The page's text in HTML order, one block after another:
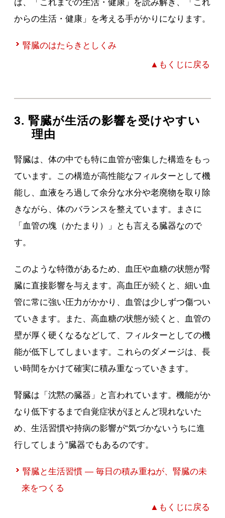
は、「これまでの生活・健康」を読み解き、「これ
からの生活・健康」を考える手がかりになります。
腎臓のはたらきとしくみ
▲もくじに戻る
3. 腎臓が生活の影響を受けやすい
理由
腎臓は、体の中でも特に血管が密集した構造をもっ
ています。この構造が高性能なフィルターとして機
能し、血液をろ過して余分な水分や老廃物を取り除
きながら、体のバランスを整えています。まさに
「血管の塊（かたまり）」とも言える臓器なので
す。
このような特徴があるため、血圧や血糖の状態が腎
臓に直接影響を与えます。高血圧が続くと、細い血
管に常に強い圧力がかかり、血管は少しずつ傷つい
ていきます。また、高血糖の状態が続くと、血管の
壁が厚く硬くなるなどして、フィルターとしての機
能が低下してしまいます。これらのダメージは、長
い時間をかけて確実に積み重なっていきます。
腎臓は「沈黙の臓器」と言われています。機能がか
なり低下するまで自覚症状がほとんど現れないた
め、生活習慣や持病の影響が“気づかないうちに進
行してしまう”臓器でもあるのです。
腎臓と生活習慣 ― 毎日の積み重ねが、腎臓の未
来をつくる
▲もくじに戻る